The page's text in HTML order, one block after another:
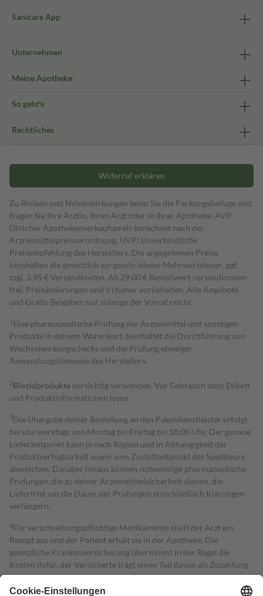
Sanicare App
Unternehmen
Meine Apotheke
So geht's
Rechtliches
Widerruf erklären
Zu Risiken und Nebenwirkungen lesen Sie die Packungsbeilage und
fragen Sie Ihre Ärztin, Ihren Arzt oder in Ihrer Apotheke. AVP:
Üblicher Apothekenverkaufspreis berechnet nach der
Arzneimittelpreisverordnung. UVP: Unverbindliche
Preisempfehlung des Herstellers. Die angegebenen Preise
beinhalten die gesetzlich vorgeschriebene Mehrwertsteuer, ggf.
zzgl. 3,95 € Versandkosten. Ab 29,00 € Bestell­wert versand­kosten­
frei. Preisänderungen und Irrtümer vorbehalten. Alle Angebote
und Gratis-Beigaben nur solange der Vorrat reicht.
1 Eine pharmazeutische Prüfung der Arzneimittel und sonstigen
Produkte in deinem Warenkorb beinhaltet die Durchführung von
Wechselwirkungschecks und die Prüfung etwaiger
Anwendungshinweise des Herstellers.
2Biozidproduktevorsichtig verwenden. Vor Gebrauch stets Etikett
und Produktinformationen lesen.
3Die Übergabe deiner Bestellung an den Paketdienstleister erfolgt
bei uns werktags von Montag bis Freitag bis 18:00 Uhr. Der genaue
Lieferzeitpunkt kann je nach Region und in Abhängigkeit der
Produktverfügbarkeit sowie vom Zustellzeitpunkt des Spediteurs
abweichen. Darüber hinaus können notwendige pharmazeutische
Prüfungen, die zu deiner Arzneimittelsicherheit dienen, die
Lieferfrist um die Dauer der Prüfungen einschließlich Klärungen
verlängern.
4Für verschreibungspflichtige Medikamente stellt der Arzt ein
Rezept aus und der Patient erhält sie in der Apotheke. Die
gesetzliche Krankenversicherung übernimmt in der Regel die
Kosten dafür, der Versicherte trägt einen Teil davon als Zuzahlung
mit.
Grundsätzlich leisten Mitglieder Zuzahlungen in Höhe von zehn